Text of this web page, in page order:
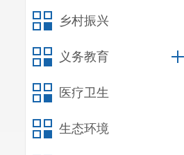
乡村振兴
义务教育
医疗卫生
生态环境